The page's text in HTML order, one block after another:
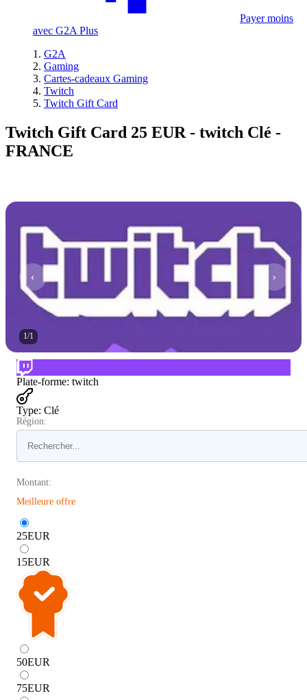
Payer moins
avec G2A Plus
G2A
Gaming
Cartes-cadeaux Gaming
Twitch
Twitch Gift Card
Twitch Gift Card 25 EUR - twitch Clé -
FRANCE
1/1
Plate-forme: twitch
Type: Clé
Région:
Montant:
Meilleure offre
25EUR
15EUR
50EUR
75EUR